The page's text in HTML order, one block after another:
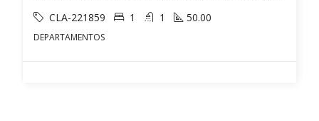
CLA-221859 1 1 50.00
DEPARTAMENTOS